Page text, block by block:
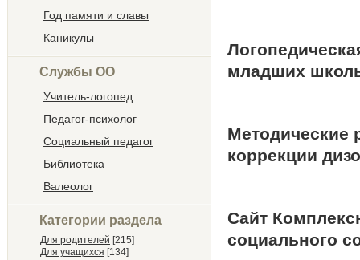
Год памяти и славы
Каникулы
Службы ОО
Учитель-логопед
Педагог-психолог
Социальный педагог
Библиотека
Валеолог
Категории раздела
Для родителей [215]
Для учащихся [134]
младших
Методические
коррекции
Сайт
социального